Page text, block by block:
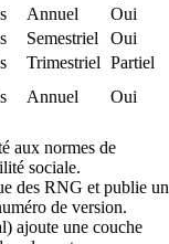
Annuel
Oui
Semestriel
Oui
Trimestriel Partiel
Annuel Oui
aux normes de
sociale.
des RNG et publie un
de version.
ajoute une couche